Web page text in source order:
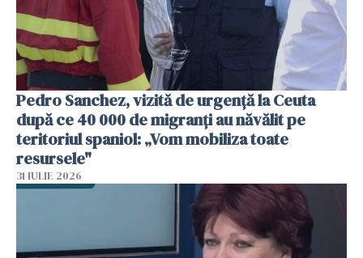
Pedro Sanchez, vizită de urgență la Ceuta
după ce 40 000 de migranți au năvălit pe
teritoriul spaniol: „Vom mobiliza toate
resursele"
31 IULIE 2026